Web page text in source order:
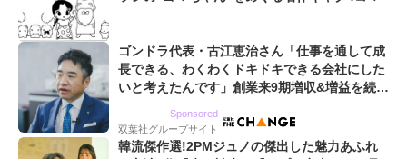
ゴンドラ代表・古江恵治さん「仕事を通して成
長できる、わくわくドキドキできる会社にした
いと考えたんです」創業来9期増収&増益を続け
Sponsored
双葉社グループサイト
韓流傑作選!2PMジュノの傑出した魅力あふれ